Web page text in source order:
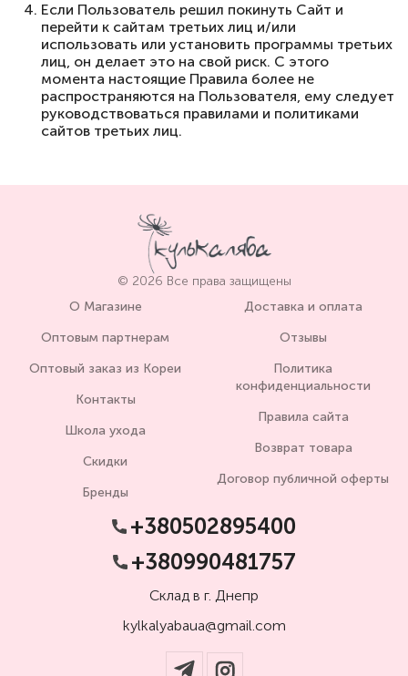
Если Пользователь решил покинуть Сайт и
перейти к сайтам третьих лиц и/или
использовать или установить программы третьих
лиц, он делает это на свой риск. С этого
момента настоящие Правила более не
распространяются на Пользователя, ему следует
руководствоваться правилами и политиками
сайтов третьих лиц.
© 2026 Все права защищены
О Магазине
Оптовым партнерам
Оптовый заказ из Кореи
Контакты
Школа ухода
Скидки
Бренды
Доставка и оплата
Отзывы
Политика
конфиденциальности
Правила сайта
Возврат товара
Договор публичной оферты
+380502895400
+380990481757
Склад в г. Днепр
kylkalyabaua@gmail.com